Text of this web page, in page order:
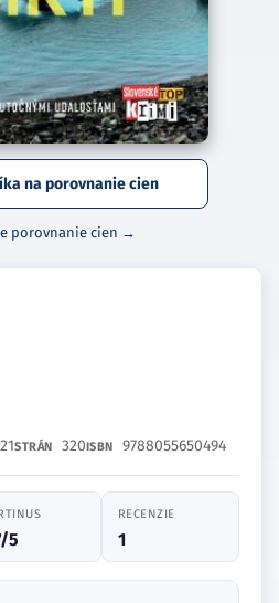
na porovnanie cien
porovnanie cien →
STRÁN 320ISBN 9788055650494
5
RECENZIE
1